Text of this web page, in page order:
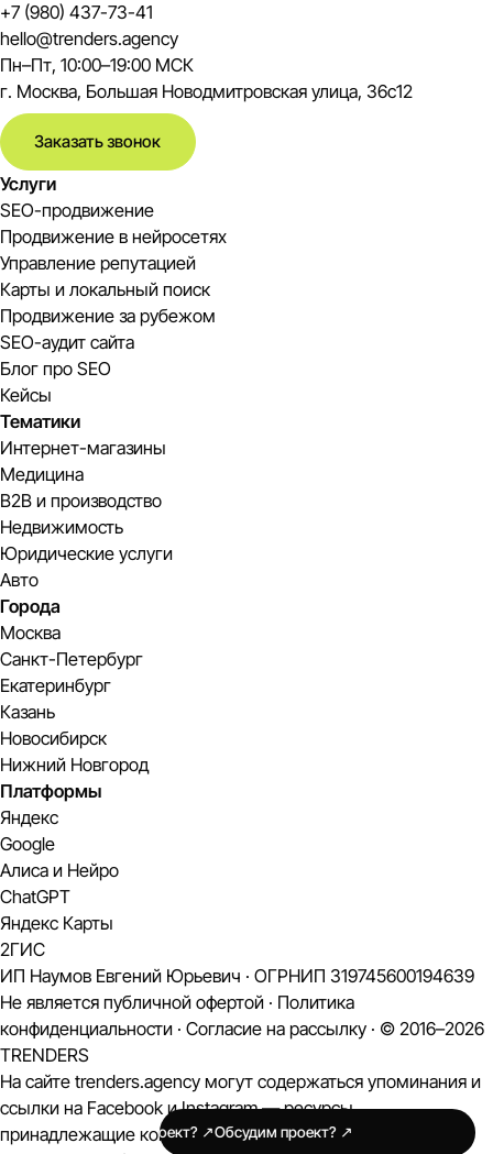
+7 (980) 437-73-41
hello@trenders.agency
Пн–Пт, 10:00–19:00 МСК
г. Москва, Большая Новодмитровская улица, 36с12
Заказать звонок
Услуги
SEO-продвижение
Продвижение в нейросетях
Управление репутацией
Карты и локальный поиск
Продвижение за рубежом
SEO-аудит сайта
Блог про SEO
Кейсы
Тематики
Интернет-магазины
Медицина
B2B и производство
Недвижимость
Юридические услуги
Авто
Города
Москва
Санкт-Петербург
Екатеринбург
Казань
Новосибирск
Нижний Новгород
Платформы
Яндекс
Google
Алиса и Нейро
ChatGPT
Яндекс Карты
2ГИС
ИП Наумов Евгений Юрьевич · ОГРНИП 319745600194639
Не является публичной офертой · Политика
конфиденциальности · Согласие на рассылку · © 2016–2026
TRENDERS
На сайте trenders.agency могут содержаться упоминания и
ссылки на Facebook и Instagram — ресурсы,
принадлежащие компании Meta, деятельность которой
Обсудим проект? ↗Обсудим проект? ↗